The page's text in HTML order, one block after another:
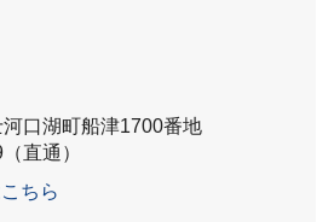
口湖町船津1700番地
直通）
ちら